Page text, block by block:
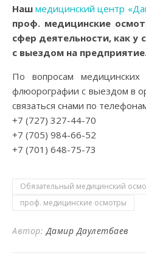
Нашмедицинский центр
проф. медицинские
сфер деятельности, как у
с выездом на
По вопросам медицинских
флюорографии с выездом в
связаться снами по
+7 (727) 327-44-70
+7 (705) 984-66-52
+7 (701) 648-75-73
Обязательный медицинский
проф. медицинские осмотры
Автор:Дамир Даулетбаев